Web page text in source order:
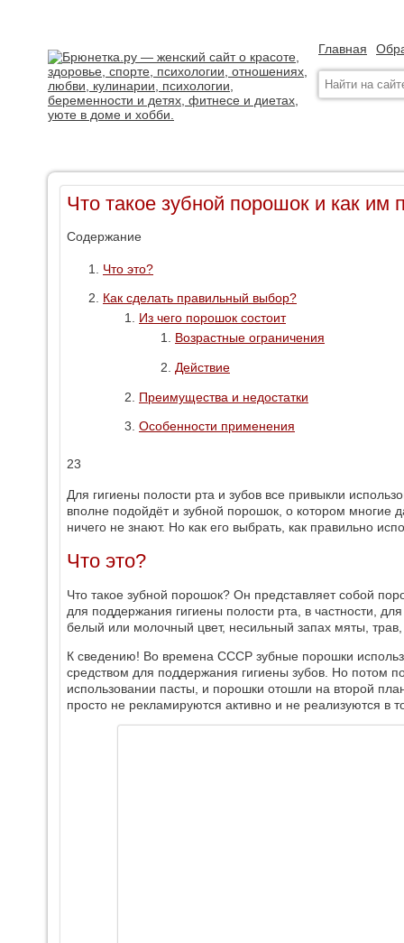
Главная
Что такое зубной порошок и как им
Содержание
Что это?
Как сделать правильный выбор?
Из чего порошок состоит
Возрастные ограничения
Действие
Преимущества и недостатки
Особенности применения
23
Для гигиены полости рта и зубов все привыкли
вполне подойдёт и зубной порошок, о котором многие
ничего не знают. Но как его выбрать, как правильно
Что это?
Что такое зубной порошок? Он представляет собой
для поддержания гигиены полости рта, в частности,
белый или молочный цвет, несильный запах мяты,
К сведению! Во времена СССР зубные порошки
средством для поддержания гигиены зубов. Но потом
использовании пасты, и порошки отошли на второй
просто не рекламируются активно и не реализуются в